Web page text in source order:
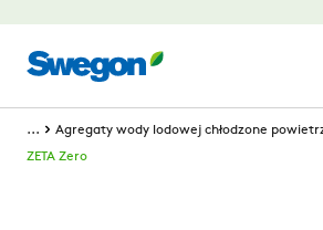
...
Agregaty wody lodowej chłodzone
ZETA Zero